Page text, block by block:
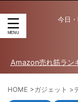
今日
れ筋ランキングはこ
HOME >ガジェット >